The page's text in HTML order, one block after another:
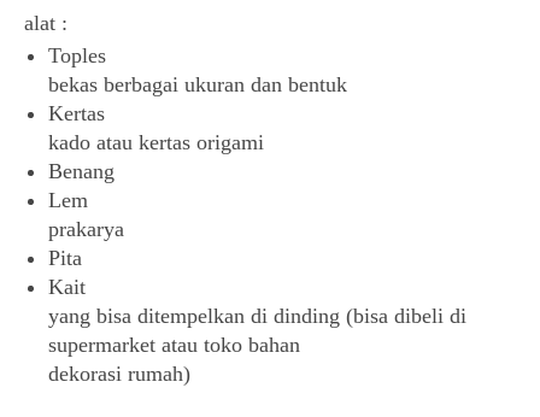
alat :
Toples
bekas berbagai ukuran dan bentuk
Kertas
kado atau kertas origami
Benang
Lem
prakarya
Pita
Kait
yang bisa ditempelkan di dinding (bisa dibeli di
supermarket atau toko bahan
dekorasi rumah)